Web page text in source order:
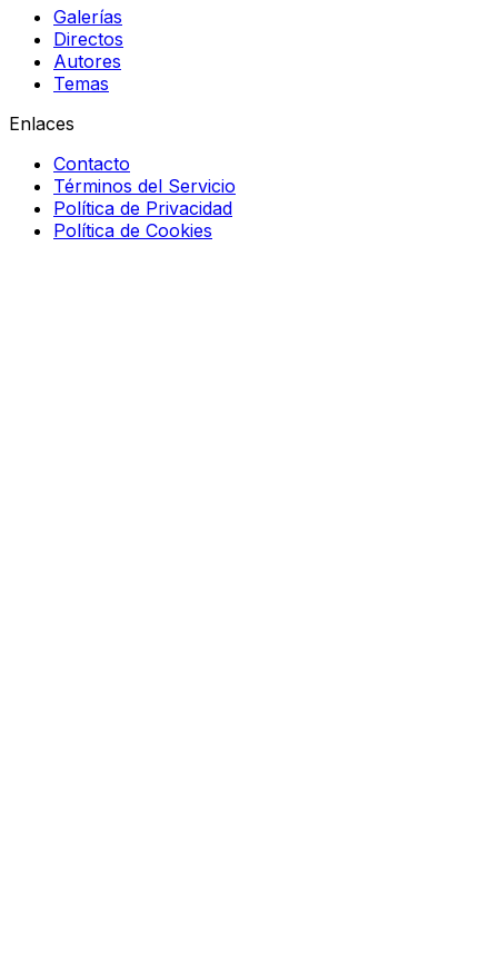
Galerías
Directos
Autores
Temas
Enlaces
Contacto
Términos del Servicio
Política de Privacidad
Política de Cookies